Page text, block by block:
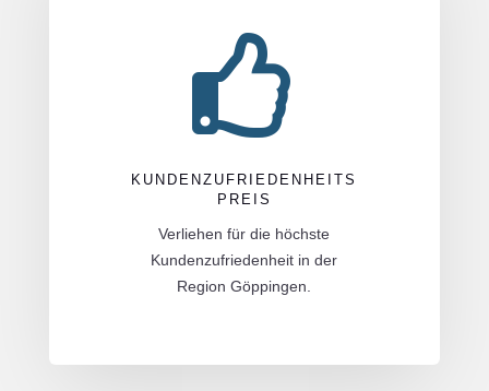

KUNDENZUFRIEDENHEITS
PREIS
Verliehen für die höchste
Kundenzufriedenheit in der
Region Göppingen.